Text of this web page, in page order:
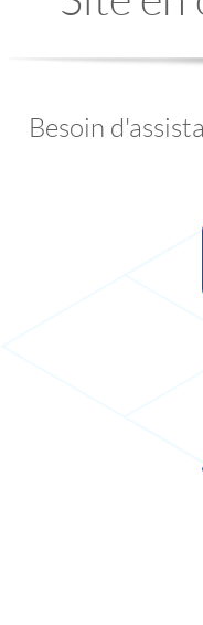
Besoin